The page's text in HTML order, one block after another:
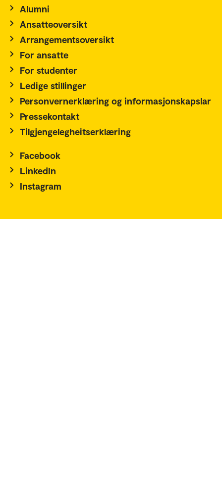
Alumni
Ansatteoversikt
Arrangementsoversikt
For ansatte
For studenter
Ledige stillinger
Personvernerklæring og informasjonskapslar
Pressekontakt
Tilgjengelegheitserklæring
Facebook
LinkedIn
Instagram